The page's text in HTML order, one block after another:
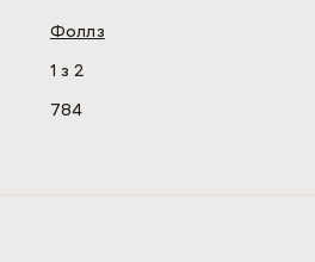
Фоллз
1 з 2
784